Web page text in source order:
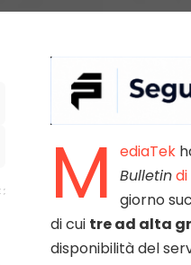
M ediaTek
Bulletin
giorno
di cui tre ad alta
disponibilità del